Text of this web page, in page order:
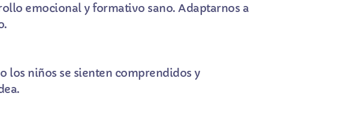
emocional y formativo sano. Adaptarnos a
los niños se sienten comprendidos y